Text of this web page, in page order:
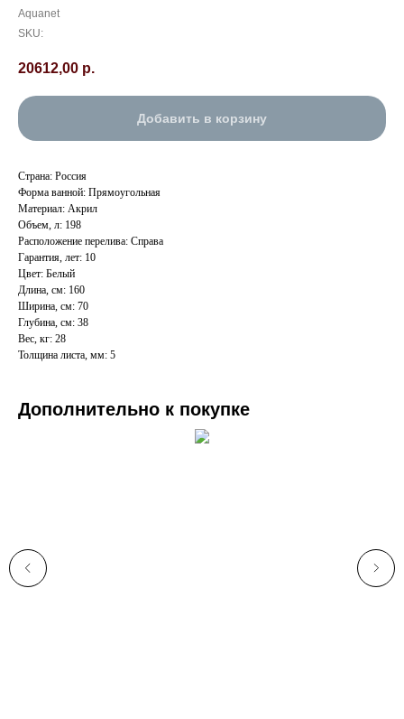
Aquanet
SKU:
20612,00 р.
Добавить в корзину
Страна: Россия
Форма ванной: Прямоугольная
Материал: Акрил
Объем, л: 198
Расположение перелива: Справа
Гарантия, лет: 10
Цвет: Белый
Длина, см: 160
Ширина, см: 70
Глубина, см: 38
Вес, кг: 28
Толщина листа, мм: 5
Дополнительно к покупке